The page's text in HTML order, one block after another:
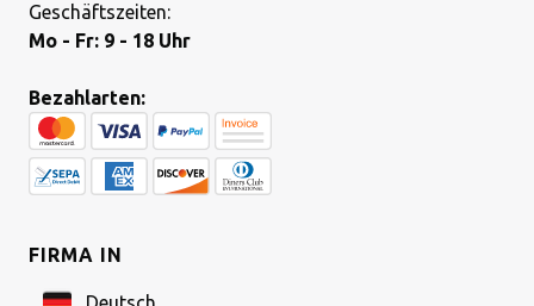
Geschäftszeiten:
Mo - Fr: 9 - 18 Uhr
Bezahlarten:
FIRMA IN